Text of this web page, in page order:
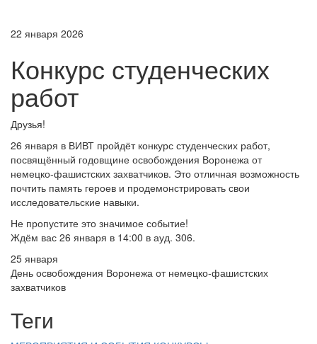
22 января 2026
Конкурс студенческих
работ
Друзья!
26 января в ВИВТ пройдёт конкурс студенческих работ,
посвящённый годовщине освобождения Воронежа от
немецко‑фашистских захватчиков. Это отличная возможность
почтить память героев и продемонстрировать свои
исследовательские навыки.
Не пропустите это значимое событие!
Ждём вас 26 января в 14:00 в ауд. 306.
25 января
День освобождения Воронежа от немецко‑фашистских
захватчиков
Теги